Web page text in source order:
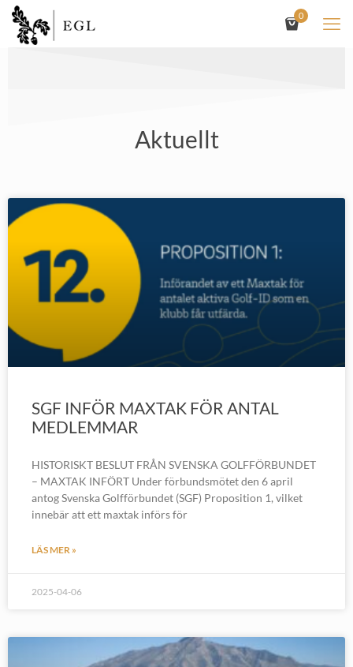
0
Aktuellt
SGF INFÖR MAXTAK FÖR ANTAL
MEDLEMMAR
HISTORISKT BESLUT FRÅN SVENSKA GOLFFÖRBUNDET
– MAXTAK INFÖRT Under förbundsmötet den 6 april
antog Svenska Golfförbundet (SGF) Proposition 1, vilket
innebär att ett maxtak införs för
LÄS MER »
2025-04-06